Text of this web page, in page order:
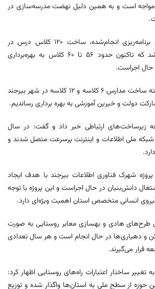
مواجه است و به همین دلیل نهضت مدرسه‌سازی در
ناصری افزود: بر اساس برنامه‌ریزی انجام‌شده، ساخت ۱۲۰ کلاس درس در
شهرستان هدف‌گذاری شد که تاکنون حدود ۵۶ تا ۶۰ کلاس به بهره‌برداری
حال اجراست.
وی ادامه داد: سال گذشته ساخت مدارس ۶ کلاسه و ۱۲ کلاسه در شهر بیرجند
دولت و خیرین آموزشی به بهره برداری رساندیم.
زیرساخت‌های ارتباطی خبر داد و گفت: در سال
ملی اطلاعات و اینترنت پرسرعت متصل شدند و
شهرک فناوری اطلاعات بیرجند با هدف ایجاد
دانش‌بنیان در حال اجراست و این پروژه با توجه
انسانی متخصص استان اهمیت ویژه‌ای دارد.
طرح‌های هادی و بهسازی معابر روستایی به صورت
و دهیاری‌ها در حال انجام است و هر سال تعدادی
قرار می‌گیرند.
به تغییر ساختار اعتبارات راه‌های روستایی اظهار کرد:
این حوزه از سطح ملی به استان‌ها واگذار شده و توزیع